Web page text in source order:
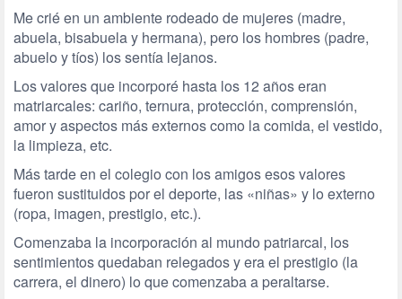
Me crié en un ambiente rodeado de mujeres (madre,
abuela, bisabuela y hermana), pero los hombres (padre,
abuelo y tíos) los sentía lejanos.
Los valores que incorporé hasta los 12 años eran
matriarcales: cariño, ternura, protección, comprensión,
amor y aspectos más externos como la comida, el vestido,
la limpieza, etc.
Más tarde en el colegio con los amigos esos valores
fueron sustituidos por el deporte, las «niñas» y lo externo
(ropa, imagen, prestigio, etc.).
Comenzaba la incorporación al mundo patriarcal, los
sentimientos quedaban relegados y era el prestigio (la
carrera, el dinero) lo que comenzaba a peraltarse.